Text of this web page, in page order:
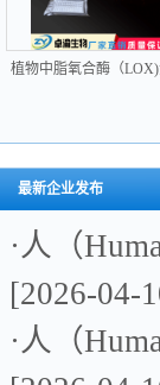
植物中脂氧合酶（
最新企业发布
·人（
[2026-04-
·人（